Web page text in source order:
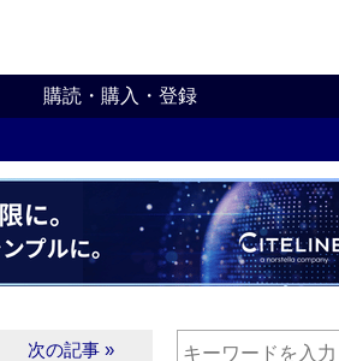
購読・購入・登録
次の記事 »